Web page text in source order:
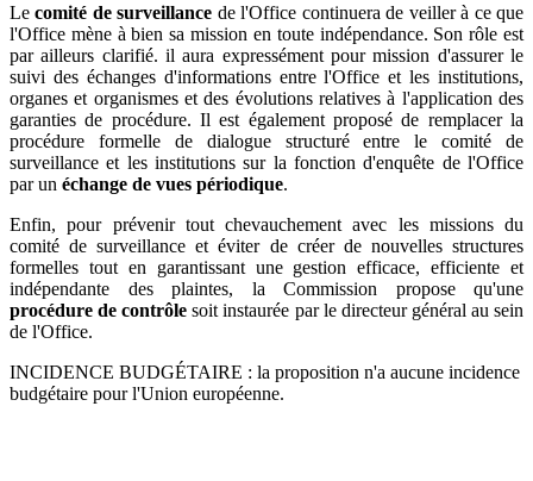
Lecomité de surveillance de l'Office continuera de veiller à ce que
l'Office mène à bien sa mission en toute indépendance. Son rôle est
par ailleurs clarifié. il aura expressément pour mission d'assurer le
suivi des échanges d'informations entre l'Office et les institutions,
organes et organismes et des évolutions relatives à l'application des
garanties de procédure. Il est également proposé de remplacer la
procédure formelle de dialogue structuré entre le comité de
surveillance et les institutions sur la fonction d'enquête de l'Office
par un échange de vues périodique.
Enfin, pour prévenir tout chevauchement avec les missions du
comité de surveillance et éviter de créer de nouvelles structures
formelles tout en garantissant une gestion efficace, efficiente et
indépendante des plaintes, la Commission propose qu'une
procédure de contrôle soit instaurée par le directeur général au sein
de l'Office.
INCIDENCE BUDGÉTAIRE : la proposition n'a aucune incidence
budgétaire pour l'Union européenne.